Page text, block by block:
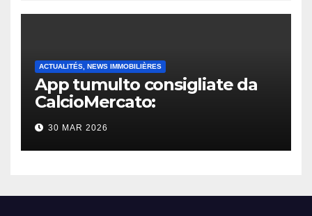
ACTUALITÉS, NEWS IMMOBILIÈRES
App tumulto consigliate da
CalcioMercato:
considerazione di gennaio
2026
30 MAR 2026